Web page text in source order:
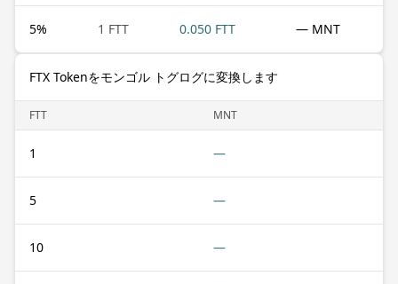
5% 1 FTT 0.050 FTT — MNT
FTX Tokenをモンゴル トグログに変換します
FTT MNT
1 —
5 —
10 —